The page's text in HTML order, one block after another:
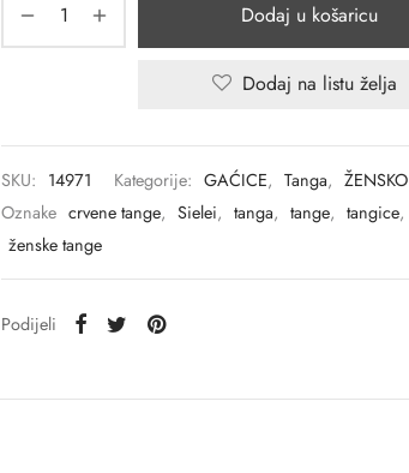
Dodaj u košaricu
Dodaj na listu želja
SKU: 14971 Kategorije: GAĆICE, Tanga, ŽENSKO
Oznake crvene tange, Sielei, tanga, tange, tangice,
ženske tange
Podijeli